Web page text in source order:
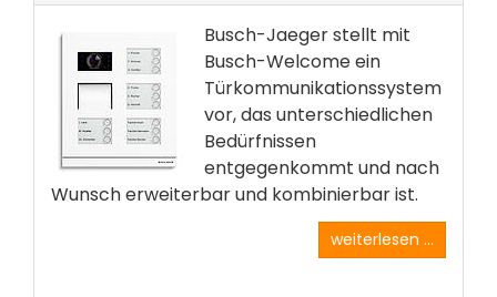
Busch-Jaeger stellt mit
Busch-Welcome ein
Türkommunikationssystem
vor, das unterschiedlichen
Bedürfnissen
entgegenkommt und nach
Wunsch erweiterbar und kombinierbar ist.
weiterlesen ...